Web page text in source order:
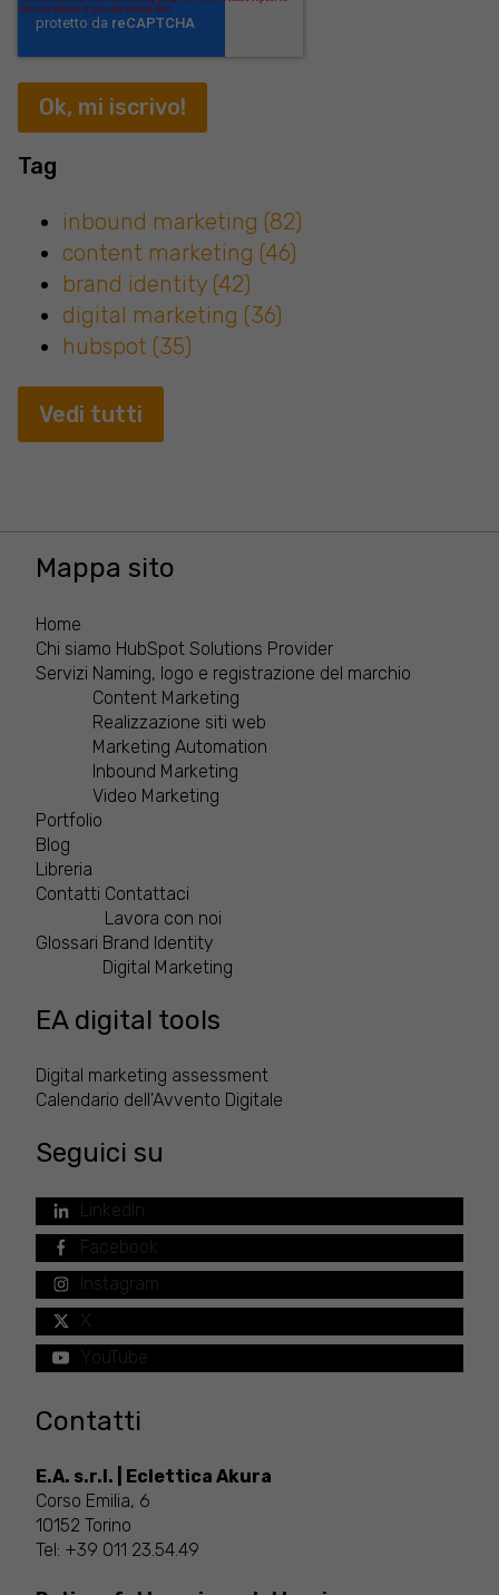
Tag
inbound marketing (82)
content marketing (46)
brand identity (42)
digital marketing (36)
hubspot (35)
Vedi tutti
Mappa sito
Home
Chi siamo HubSpot Solutions Provider
Servizi Naming, logo e registrazione del marchio
Content Marketing
Realizzazione siti web
Marketing Automation
Inbound Marketing
Video Marketing
Portfolio
Blog
Libreria
Contatti Contattaci
Lavora con noi
Glossari Brand Identity
Digital Marketing
EA digital tools
Digital marketing assessment
Calendario dell'Avvento Digitale
Seguici su
LinkedIn
Facebook
Instagram
X
YouTube
Contatti
E.A. s.r.l. | Eclettica Akura
Corso Emilia, 6
10152 Torino
Tel: +39 011 23.54.49